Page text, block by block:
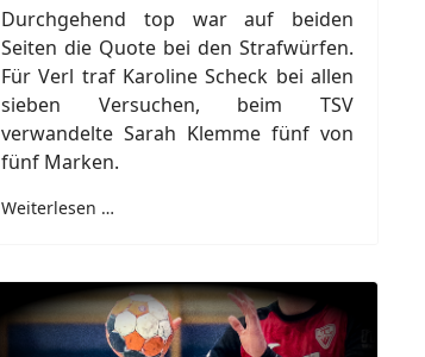
Durchgehend top war auf beiden
Seiten die Quote bei den Strafwürfen.
Für Verl traf Karoline Scheck bei allen
sieben Versuchen, beim TSV
verwandelte Sarah Klemme fünf von
fünf Marken.
Weiterlesen …